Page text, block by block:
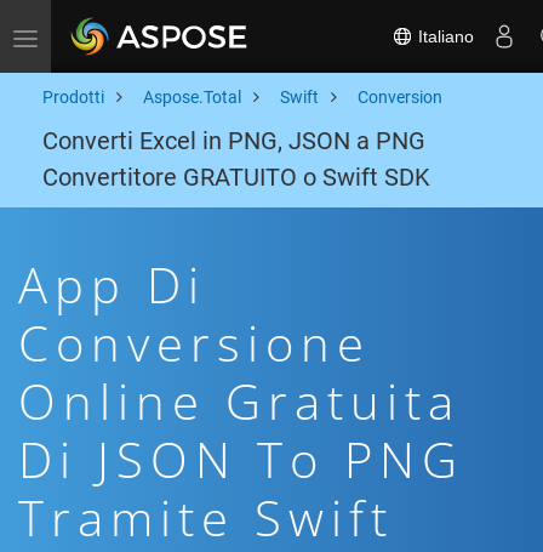
Toggle navigation Italiano
Prodotti Aspose.Total Swift Conversion
Converti Excel in PNG, JSON a PNG
Convertitore GRATUITO o Swift SDK
App Di
Conversione
Online Gratuita
Di JSON To PNG
Tramite Swift